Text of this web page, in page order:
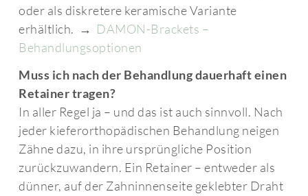
oder als diskretere keramische Variante
erhältlich. → DAMON-Brackets –
Behandlungsoptionen
Muss ich nach der Behandlung dauerhaft einen
Retainer tragen?
In aller Regel ja – und das ist auch sinnvoll. Nach
jeder kieferorthopädischen Behandlung neigen
Zähne dazu, in ihre ursprüngliche Position
zurückzuwandern. Ein Retainer – entweder als
dünner, auf der Zahninnenseite geklebter Draht